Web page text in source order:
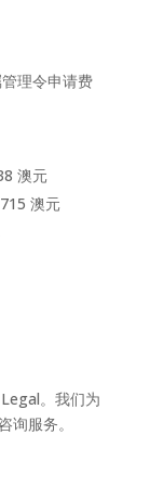
理令申请费
澳元
澳元
。我们为
询服务。